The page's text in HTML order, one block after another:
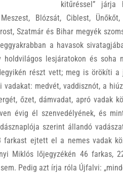
kitűréssel”
Blózsát, Ciblest,
Szatmár és Bihar megyék
a havasok
lesjáratokon és soha
részt vett; meg is örökíti a
vadakat: medvét, vaddisznót, a
őzet, dámvadat, apró vadak
évig él szenvedélyének, és
szerint állandó
farkast ejtett el a nemes vadak
Miklós lőjegyzékén 46 farkas,
Pedig azt írja róla Újfalvi: